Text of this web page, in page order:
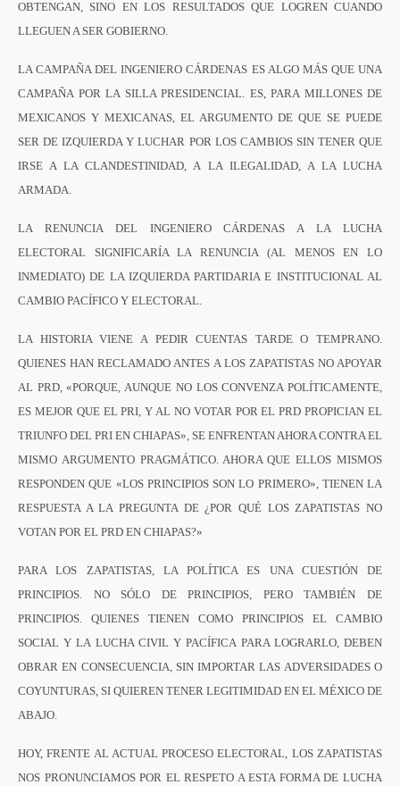
OBTENGAN, SINO EN LOS RESULTADOS QUE LOGREN CUANDO
LLEGUEN A SER GOBIERNO.
LA CAMPAÑA DEL INGENIERO CÁRDENAS ES ALGO MÁS QUE UNA
CAMPAÑA POR LA SILLA PRESIDENCIAL. ES, PARA MILLONES DE
MEXICANOS Y MEXICANAS, EL ARGUMENTO DE QUE SE PUEDE
SER DE IZQUIERDA Y LUCHAR POR LOS CAMBIOS SIN TENER QUE
IRSE A LA CLANDESTINIDAD, A LA ILEGALIDAD, A LA LUCHA
ARMADA.
LA RENUNCIA DEL INGENIERO CÁRDENAS A LA LUCHA
ELECTORAL SIGNIFICARÍA LA RENUNCIA (AL MENOS EN LO
INMEDIATO) DE LA IZQUIERDA PARTIDARIA E INSTITUCIONAL AL
CAMBIO PACÍFICO Y ELECTORAL.
LA HISTORIA VIENE A PEDIR CUENTAS TARDE O TEMPRANO.
QUIENES HAN RECLAMADO ANTES A LOS ZAPATISTAS NO APOYAR
AL PRD, «PORQUE, AUNQUE NO LOS CONVENZA POLÍTICAMENTE,
ES MEJOR QUE EL PRI, Y AL NO VOTAR POR EL PRD PROPICIAN EL
TRIUNFO DEL PRI EN CHIAPAS», SE ENFRENTAN AHORA CONTRA EL
MISMO ARGUMENTO PRAGMÁTICO. AHORA QUE ELLOS MISMOS
RESPONDEN QUE «LOS PRINCIPIOS SON LO PRIMERO», TIENEN LA
RESPUESTA A LA PREGUNTA DE ¿POR QUÉ LOS ZAPATISTAS NO
VOTAN POR EL PRD EN CHIAPAS?»
PARA LOS ZAPATISTAS, LA POLÍTICA ES UNA CUESTIÓN DE
PRINCIPIOS. NO SÓLO DE PRINCIPIOS, PERO TAMBIÉN DE
PRINCIPIOS. QUIENES TIENEN COMO PRINCIPIOS EL CAMBIO
SOCIAL Y LA LUCHA CIVIL Y PACÍFICA PARA LOGRARLO, DEBEN
OBRAR EN CONSECUENCIA, SIN IMPORTAR LAS ADVERSIDADES O
COYUNTURAS, SI QUIEREN TENER LEGITIMIDAD EN EL MÉXICO DE
ABAJO.
HOY, FRENTE AL ACTUAL PROCESO ELECTORAL, LOS ZAPATISTAS
NOS PRONUNCIAMOS POR EL RESPETO A ESTA FORMA DE LUCHA